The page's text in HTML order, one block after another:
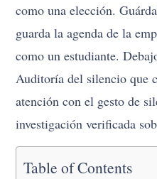
como una elección.
guarda la agenda de la
como un estudiante.
Auditoría del silencio que
atención con el gesto de
investigación verificada
Table of Contents